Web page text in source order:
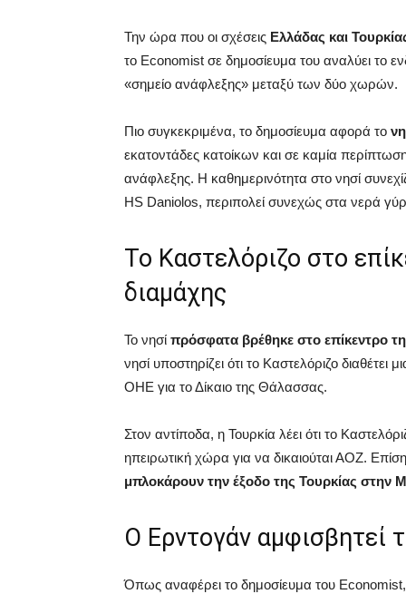
Την ώρα που οι σχέσεις Ελλάδας και
το Economist σε δημοσίευμα του αναλύει το
«σημείο ανάφλεξης» μεταξύ των δύο χωρών.
Πιο συγκεκριμένα, το δημοσίευμα αφορά το
εκατοντάδες κατοίκων και σε καμία
ανάφλεξης. Η καθημερινότητα στο νησί
HS Daniolos, περιπολεί συνεχώς στα νερά
Το Καστελόριζο στο
διαμάχης
Το νησί πρόσφατα βρέθηκε στο επίκεντρο
νησί υποστηρίζει ότι το Καστελόριζο
ΟΗΕ για το Δίκαιο της Θάλασσας.
Στον αντίποδα, η Τουρκία λέει ότι το
ηπειρωτική χώρα για να δικαιούται ΑΟΖ.
μπλοκάρουν την έξοδο της Τουρκίας στην
Ο Ερντογάν αμφισβητεί
Όπως αναφέρει το δημοσίευμα του Economist,